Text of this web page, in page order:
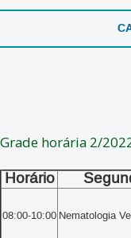
Grade horária 2/
Horário
08:00-10:00 Nematologia